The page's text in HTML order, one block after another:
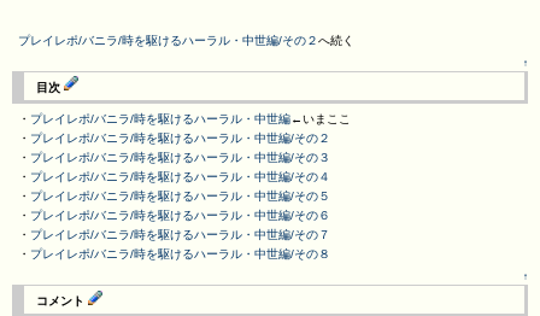
プレイレポ/バニラ/時を駆けるハーラル・中世編/その２へ続く
↑
目次
・ プレイレポ/バニラ/時を駆けるハーラル・中世編←いまここ
・ プレイレポ/バニラ/時を駆けるハーラル・中世編/その２
・ プレイレポ/バニラ/時を駆けるハーラル・中世編/その３
・ プレイレポ/バニラ/時を駆けるハーラル・中世編/その４
・ プレイレポ/バニラ/時を駆けるハーラル・中世編/その５
・ プレイレポ/バニラ/時を駆けるハーラル・中世編/その６
・ プレイレポ/バニラ/時を駆けるハーラル・中世編/その７
・ プレイレポ/バニラ/時を駆けるハーラル・中世編/その８
↑
コメント